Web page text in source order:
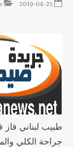
2019-04-25
طبيب لبناني فاز
جراحة الكلي